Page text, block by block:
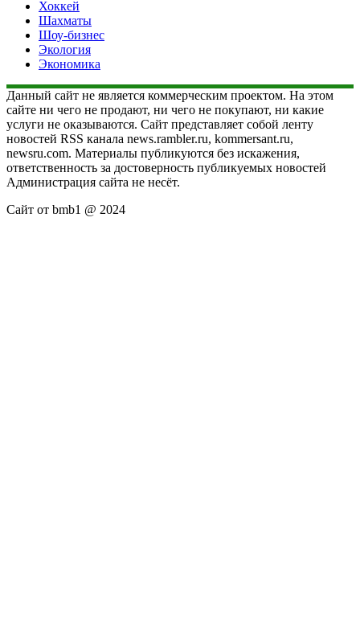
Хоккей
Шахматы
Шоу-бизнес
Экология
Экономика
Данный сайт не является коммерческим проектом. На этом
сайте ни чего не продают, ни чего не покупают, ни какие
услуги не оказываются. Сайт представляет собой ленту
новостей RSS канала news.rambler.ru, kommersant.ru,
newsru.com. Материалы публикуются без искажения,
ответственность за достоверность публикуемых новостей
Администрация сайта не несёт.
Сайт от bmb1 @ 2024